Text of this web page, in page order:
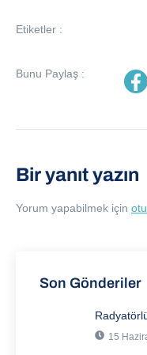
Etiketler :
Bunu Paylaş :
Bir yanıt yazın
Yorum yapabilmek için
Son Gönderiler
15